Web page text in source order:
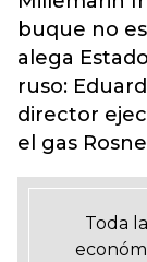
buque no
alega
ruso:
director
el gas
Toda